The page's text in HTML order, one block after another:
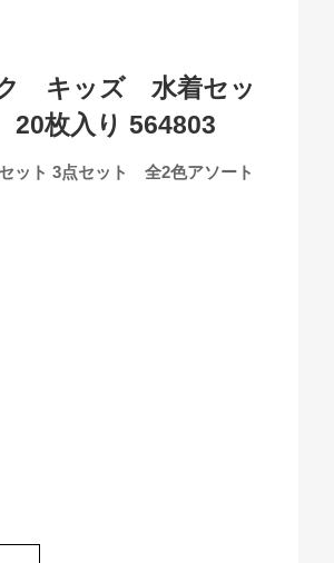
ク キッズ 水着セッ
枚入り 564803
ット 3点セット 全2色アソート